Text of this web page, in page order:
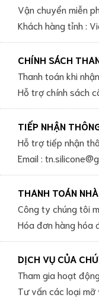
Vận chuyển miễn
Khách hàng tỉnh :
CHÍNH SÁCH
Thanh toán khi
Hỗ trợ chính sách
TIẾP NHẬN
Hỗ trợ tiếp nhận
Email :
THANH TOÁN
Công ty chúng tôi
Hóa đơn hàng hóa
DỊCH VỤ CỦA
Tham gia hoạt
Tư vấn các loại mỡ